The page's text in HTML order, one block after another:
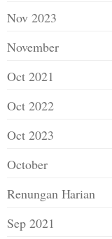
Nov 2023
November
Oct 2021
Oct 2022
Oct 2023
October
Renungan Harian
Sep 2021